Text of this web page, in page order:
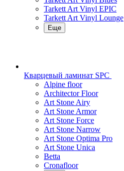
Tarkett Art Vinyl EPIC
Tarkett Art Vinyl Lounge
Еще
Кварцевый ламинат SPC
Alpine floor
Architector Floor
Art Stone Airy
Art Stone Armor
Art Stone Force
Art Stone Narrow
Art Stone Optima Pro
Art Stone Unica
Betta
Cronafloor